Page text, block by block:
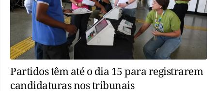
Partidos têm até o dia 15 para registrarem
candidaturas nos tribunais